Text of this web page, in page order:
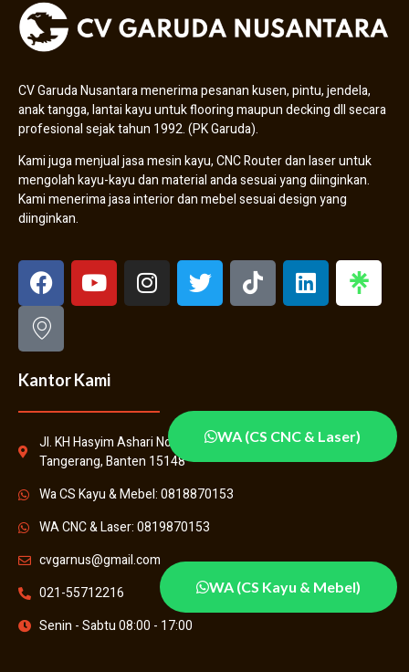
WA (CS Kayu & Mebel)
WA (CS CNC & Laser)
CV Garuda Nusantara menerima pesanan kusen, pintu, jendela,
anak tangga, lantai kayu untuk flooring maupun decking dll secara
profesional sejak tahun 1992. (PK Garuda).
Kami juga menjual jasa mesin kayu, CNC Router dan laser untuk
mengolah kayu-kayu dan material anda sesuai yang diinginkan.
Kami menerima jasa interior dan mebel sesuai design yang
diinginkan.
Kantor Kami
Jl. KH Hasyim Ashari No.31, Kenanga, Kec. Cipondoh, Kota
Tangerang, Banten 15148
Wa CS Kayu & Mebel: 0818870153
WA CNC & Laser: 0819870153
cvgarnus@gmail.com
021-55712216
Senin - Sabtu 08:00 - 17:00